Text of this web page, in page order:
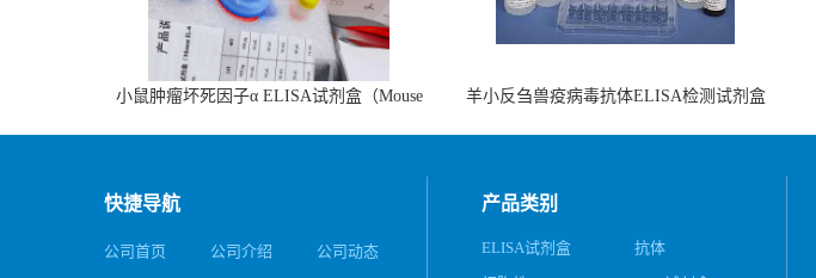
小鼠肿瘤坏死因子α ELISA试剂盒（Mouse
羊小反刍兽疫病毒抗体ELISA检测试剂盒
快捷导航
公司首页 公司介绍 公司动态
产品类别
ELISA试剂盒
抗体